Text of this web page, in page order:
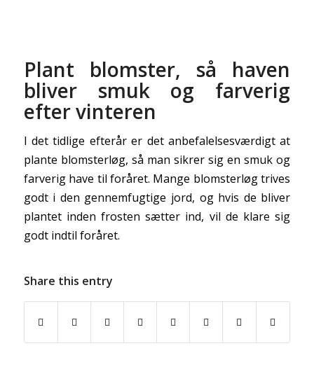
Plant blomster, så haven
bliver smuk og farverig
efter vinteren
I det tidlige efterår er det anbefalelsesværdigt at
plante blomsterløg, så man sikrer sig en smuk og
farverig have til foråret. Mange blomsterløg trives
godt i den gennemfugtige jord, og hvis de bliver
plantet inden frosten sætter ind, vil de klare sig
godt indtil foråret.
Share this entry